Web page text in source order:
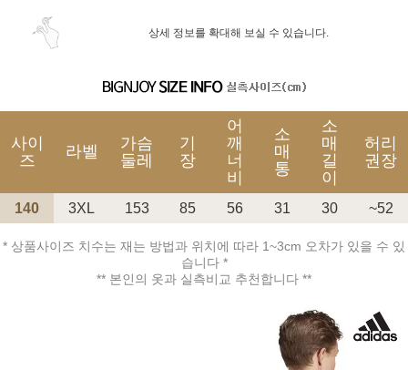
상세 정보를 확대해 보실 수 있습니다.
사이
즈
라벨
가슴
둘레
기
장
어
깨
너
비
소
매
통
소
매
길
이
허리
권장
140 3XL 153 85 56 31 30 ~52
* 상품사이즈 치수는 재는 방법과 위치에 따라 1~3cm 오차가 있을 수 있
습니다 *
** 본인의 옷과 실측비교 추천합니다 **